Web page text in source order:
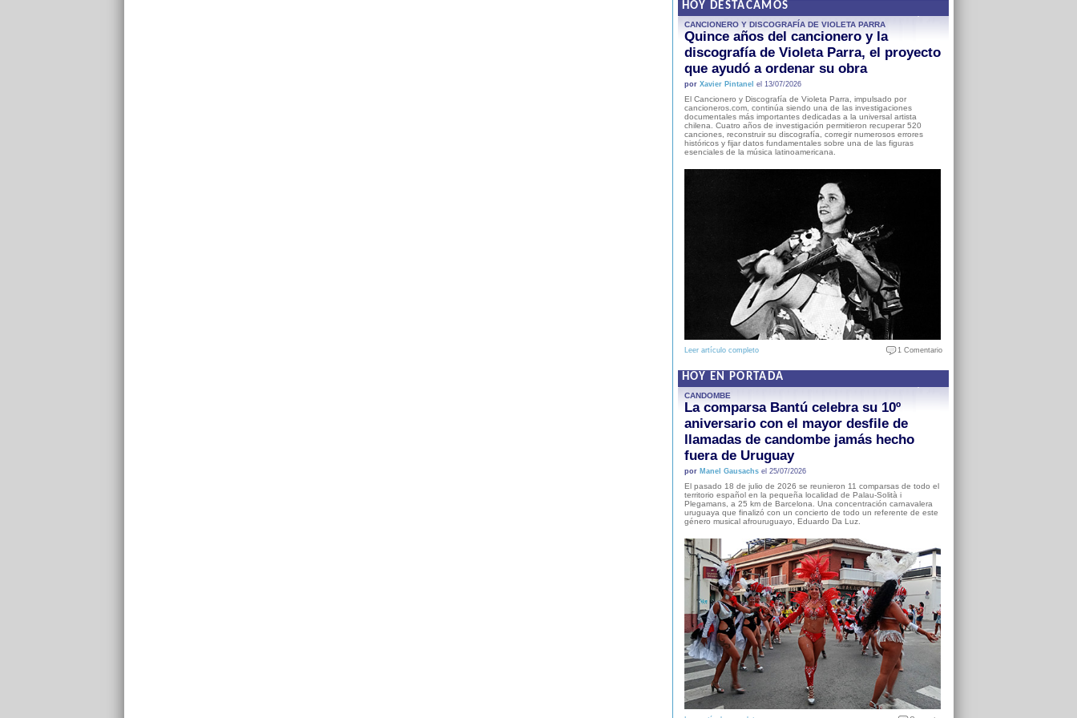
HOY DESTACAMOS
CANCIONERO Y DISCOGRAFÍA DE VIOLETA PARRA
Quince años del cancionero y la
discografía de Violeta Parra, el proyecto
que ayudó a ordenar su obra
por Xavier Pintanel el 13/07/2026
El Cancionero y Discografía de Violeta Parra, impulsado por
cancioneros.com, continúa siendo una de las investigaciones
documentales más importantes dedicadas a la universal artista
chilena. Cuatro años de investigación permitieron recuperar 520
canciones, reconstruir su discografía, corregir numerosos errores
históricos y fijar datos fundamentales sobre una de las figuras
esenciales de la música latinoamericana.
Leer artículo completo 1 Comentario
HOY EN PORTADA
CANDOMBE
La comparsa Bantú celebra su 10º
aniversario con el mayor desfile de
llamadas de candombe jamás hecho
fuera de Uruguay
por Manel Gausachsel 25/07/2026
El pasado 18 de julio de 2026 se reunieron 11 comparsas de todo el
territorio español en la pequeña localidad de Palau-Solità i
Plegamans, a 25 km de Barcelona. Una concentración carnavalera
uruguaya que finalizó con un concierto de todo un referente de este
género musical afrouruguayo, Eduardo Da Luz.